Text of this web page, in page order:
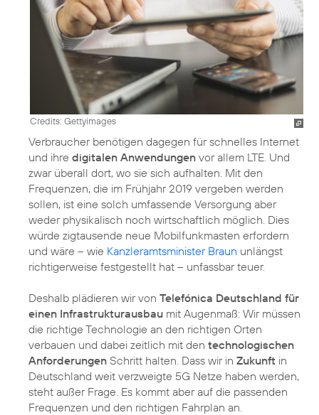
Credits: Gettyimages
Verbraucher benötigen dagegen für schnelles Internet
und ihre digitalen Anwendungen vor allem LTE. Und
zwar überall dort, wo sie sich aufhalten. Mit den
Frequenzen, die im Frühjahr 2019 vergeben werden
sollen, ist eine solch umfassende Versorgung aber
weder physikalisch noch wirtschaftlich möglich. Dies
würde zigtausende neue Mobilfunkmasten erfordern
und wäre – wie Kanzleramtsminister Braun unlängst
richtigerweise festgestellt hat – unfassbar teuer.
Deshalb plädieren wir von Telefónica Deutschland für
einen Infrastrukturausbau mit Augenmaß: Wir müssen
die richtige Technologie an den richtigen Orten
verbauen und dabei zeitlich mit den technologischen
Anforderungen Schritt halten. Dass wir in Zukunft in
Deutschland weit verzweigte 5G Netze haben werden,
steht außer Frage. Es kommt aber auf die passenden
Frequenzen und den richtigen Fahrplan an.